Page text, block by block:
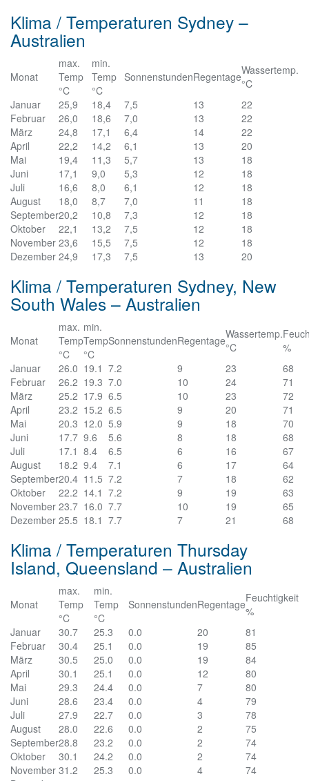
Klima / Temperaturen Sydney –
Australien
Monat
max.
Temp
°C
min.
Temp
°C
SonnenstundenRegentageWassertemp.
°C
Januar
25,9 18,4 7,5 13
22
Februar
26,0 18,6 7,0 13
22
März
24,8 17,1 6,4 14
22
April
22,2 14,2 6,1 13
20
Mai
19,4 11,3 5,7 13
18
Juni
17,1 9,0 5,3 12
18
Juli
16,6 8,0 6,1 12
18
August
18,0 8,7 7,0 11
18
September20,2 10,8 7,3 12
18
Oktober
22,1 13,2 7,5 12
18
November 23,6 15,5 7,5 12
18
Dezember 24,9 17,3 7,5 13 20
Klima / Temperaturen Sydney, New
South Wales – Australien
Monat
max.
Temp
°C
min.
Temp
°C
SonnenstundenRegentageWassertemp.
°C
%
Januar
26.0 19.1 7.2 9 23
68
Februar
26.2 19.3 7.0 10 24
71
März
25.2 17.9 6.5 10 23
72
April
23.2 15.2 6.5 9 20
71
Mai
20.3 12.0 5.9 9 18
70
Juni
17.7 9.6 5.6 8 18
68
Juli
17.1 8.4 6.5 6 16
67
August
18.2 9.4 7.1 6 17
64
September20.4 11.5 7.2 7 18
62
Oktober
22.2 14.1 7.2 9 19
63
November 23.7 16.0 7.7 10 19
65
Dezember 25.5 18.1 7.7 7 21 68
Klima / Temperaturen Thursday
Island, Queensland – Australien
Monat
max.
Temp
°C
min.
Temp
°C
SonnenstundenRegentageFeuchtigkeit
%
Januar
30.7 25.3 0.0 20
81
Februar
30.4 25.1 0.0 19
85
März
30.5 25.0 0.0 19
84
April
30.1 25.1 0.0 12
80
Mai
29.3 24.4 0.0 7
80
Juni
28.6 23.4 0.0 4
79
Juli
27.9 22.7 0.0 3
78
August
28.0 22.6 0.0 2
75
September28.8 23.2 0.0 2
74
Oktober
30.1 24.2 0.0 2
74
November 31.2 25.3 0.0 4
74